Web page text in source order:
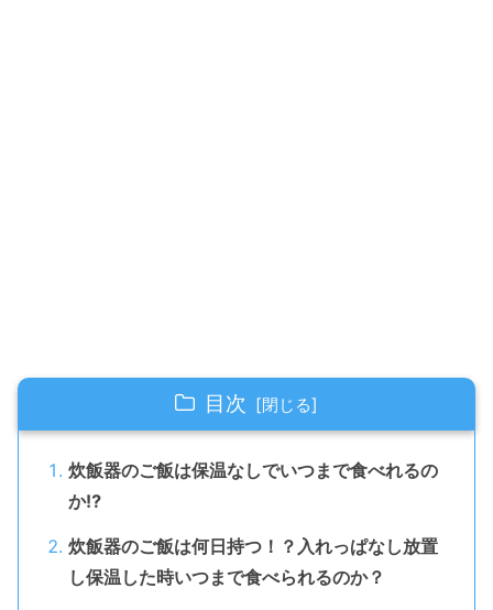
目次
炊飯器のご飯は保温なしでいつまで食べれるの
か⁉
炊飯器のご飯は何日持つ！？入れっぱなし放置
し保温した時いつまで食べられるのか？